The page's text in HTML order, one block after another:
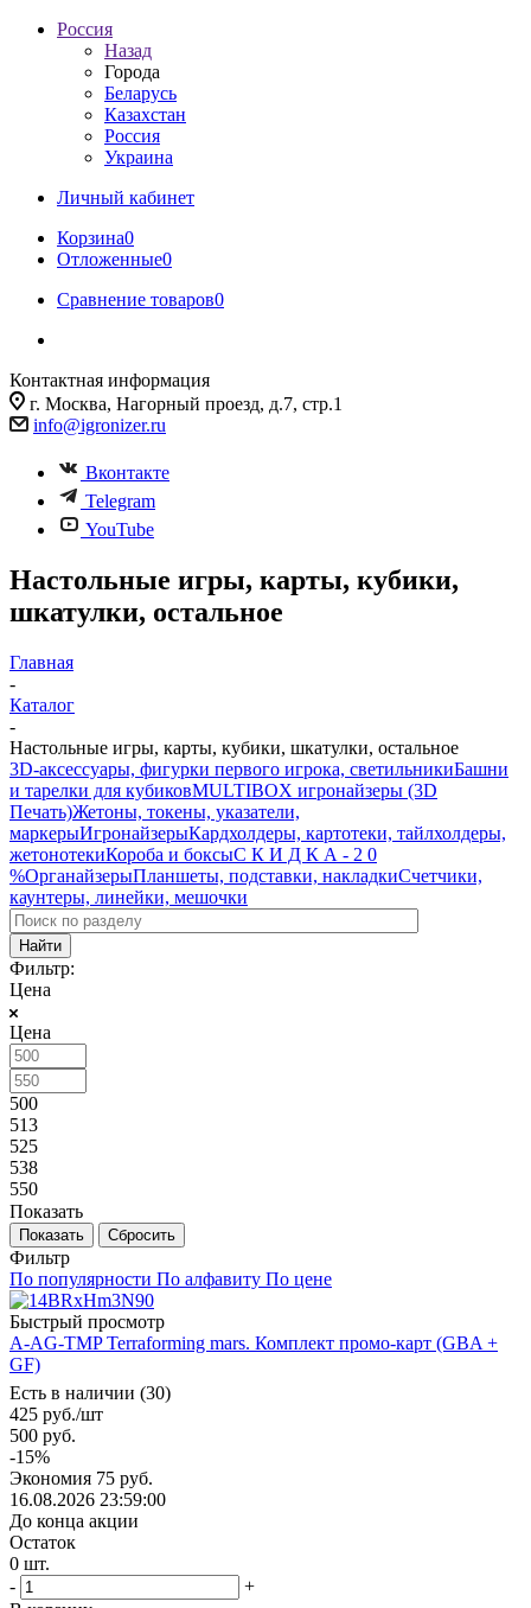
Россия
Назад
Города
Беларусь
Казахстан
Россия
Украина
Личный кабинет
Корзина0
Отложенные0
Сравнение товаров0
Контактная информация
г. Москва, Нагорный проезд, д.7, стр.1
info@igronizer.ru
Вконтакте
Telegram
YouTube
Настольные игры, карты, кубики,
шкатулки, остальное
Главная
-
Каталог
-
Настольные игры, карты, кубики, шкатулки, остальное
3D-аксессуары, фигурки первого игрока, светильникиБашни
и тарелки для кубиковMULTIBOX игронайзеры (3D
Печать)Жетоны, токены, указатели,
маркерыИгронайзерыКардхолдеры, картотеки, тайлхолдеры,
жетонотекиКороба и боксыС К И Д К А - 2 0
%ОрганайзерыПланшеты, подставки, накладкиСчетчики,
каунтеры, линейки, мешочки
Фильтр:
Цена
Цена
500
513
525
538
550
Показать
Сбросить
Фильтр
По популярности По алфавиту По цене
Быстрый просмотр
A-AG-TMP Terraforming mars. Комплект промо-карт (GBA +
GF)
Есть в наличии (30)
425 руб./шт
500 руб.
-15%
Экономия 75 руб.
16.08.2026 23:59:00
До конца акции
Остаток
0 шт.
-
+